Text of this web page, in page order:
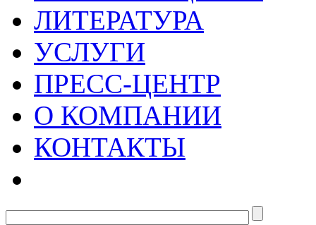
ЛИТЕРАТУРА
УСЛУГИ
ПРЕСС-ЦЕНТР
О КОМПАНИИ
КОНТАКТЫ